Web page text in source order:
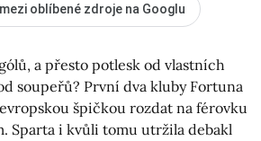
oblíbené zdroje na Googlu
a přesto potlesk od vlastních
soupeřů? První dva kluby Fortuna
špičkou rozdat na férovku
Sparta i kvůli tomu utržila debakl